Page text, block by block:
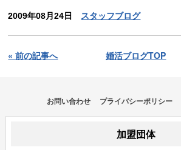
2009年08月24日 スタッフブログ
« 前の記事へ 婚活ブログTOP
お問い合わせ プライバシーポリシー
加盟団体